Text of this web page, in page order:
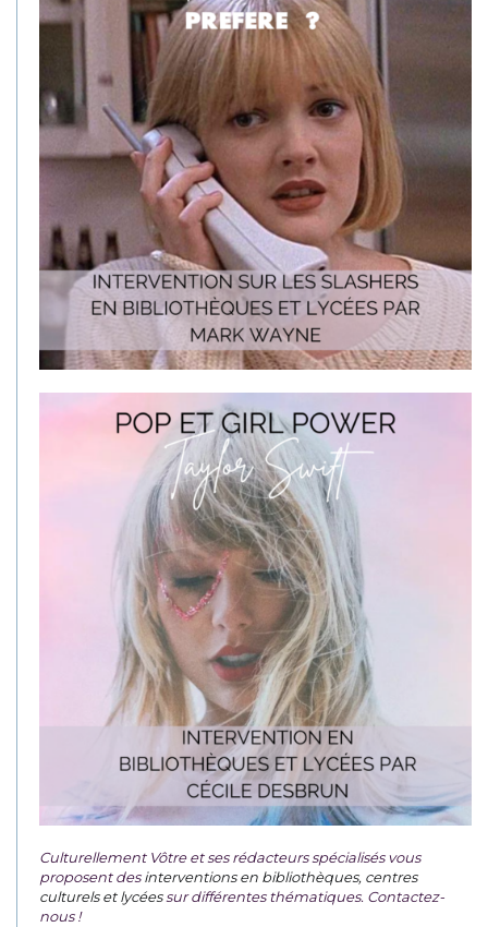
Culturellement Vôtre et ses rédacteurs spécialisés vous
proposent desinterventions en bibliothèques, centres
culturels et lycéessur différentes thématiques. Contactez-
nous !